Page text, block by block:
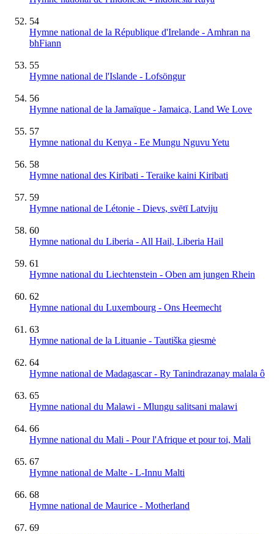
54
Hymne national de la République d'Irelande - Amhran na
bhFiann
55
Hymne national de l'Islande - Lofsöngur
56
Hymne national de la Jamaïque - Jamaica, Land We Love
57
Hymne national du Kenya - Ee Mungu Nguvu Yetu
58
Hymne national des Kiribati - Teraike kaini Kiribati
59
Hymne national de Létonie - Dievs, svētī Latviju
60
Hymne national du Liberia - All Hail, Liberia Hail
61
Hymne national du Liechtenstein - Oben am jungen Rhein
62
Hymne national du Luxembourg - Ons Heemecht
63
Hymne national de la Lituanie - Tautiška giesmė
64
Hymne national de Madagascar - Ry Tanindrazanay malala ô
65
Hymne national du Malawi - Mlungu salitsani malawi
66
Hymne national du Mali - Pour l'Afrique et pour toi, Mali
67
Hymne national de Malte - L-Innu Malti
68
Hymne national de Maurice - Motherland
69